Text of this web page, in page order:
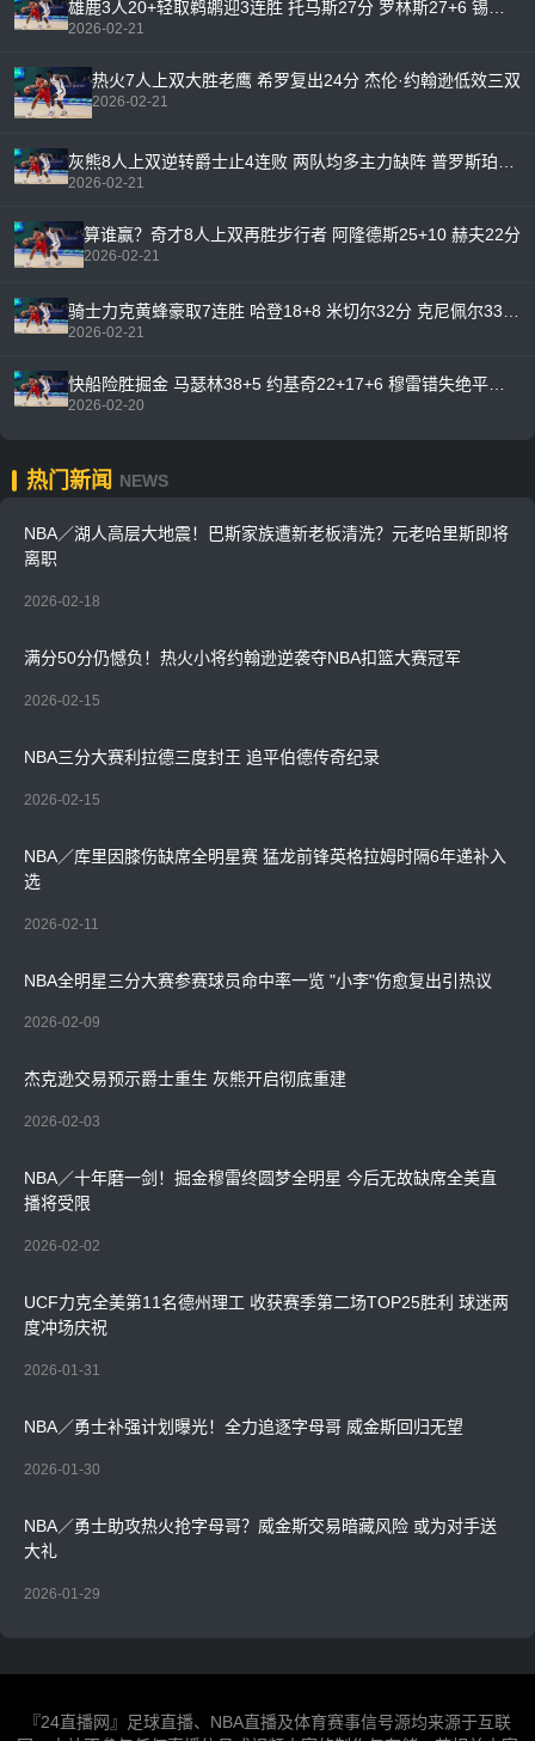
2026-02-21
热火7人上双大胜老鹰 希罗复出24分 杰伦·约翰逊低效三双
2026-02-21
灰熊8人上双逆转爵士止4连败 两队均多主力缺阵 普罗斯珀23+5
2026-02-21
算谁赢？奇才8人上双再胜步行者 阿隆德斯25+10 赫夫22分
2026-02-21
2026-02-21
2026-02-20
热门新闻 NEWS
NBA／湖人高层大地震！巴斯家族遭新老板清洗？元老哈里斯即将
离职
2026-02-18
满分50分仍憾负！热火小将约翰逊逆袭夺NBA扣篮大赛冠军
2026-02-15
NBA三分大赛利拉德三度封王 追平伯德传奇纪录
2026-02-15
NBA／库里因膝伤缺席全明星赛 猛龙前锋英格拉姆时隔6年递补入
选
2026-02-11
NBA全明星三分大赛参赛球员命中率一览 "小李"伤愈复出引热议
2026-02-09
杰克逊交易预示爵士重生 灰熊开启彻底重建
2026-02-03
NBA／十年磨一剑！掘金穆雷终圆梦全明星 今后无故缺席全美直
播将受限
2026-02-02
UCF力克全美第11名德州理工 收获赛季第二场TOP25胜利 球迷两
度冲场庆祝
2026-01-31
NBA／勇士补强计划曝光！全力追逐字母哥 威金斯回归无望
2026-01-30
NBA／勇士助攻热火抢字母哥？威金斯交易暗藏风险 或为对手送
大礼
2026-01-29
『24直播网』足球直播、NBA直播及体育赛事信号源均来源于互联